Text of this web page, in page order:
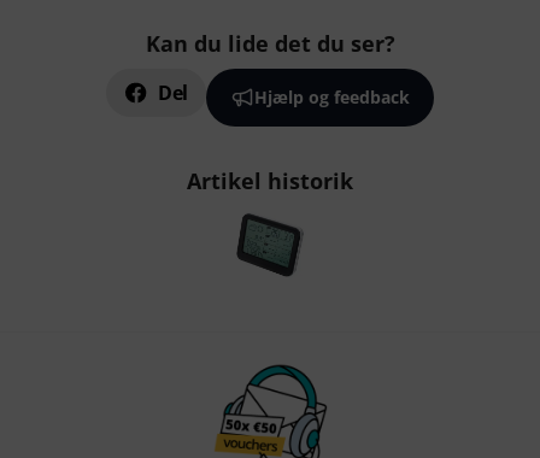
Kan du lide det du ser?
Del Hjælp og feedback
Artikel historik